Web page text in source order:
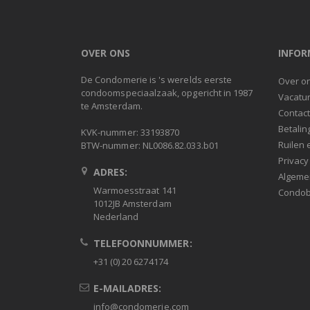
OVER ONS
De Condomerie is 's werelds eerste
condoomspeciaalzaak, opgericht in 1987
te Amsterdam.
KVK-nummer: 33193870
BTW-nummer: NL0086.82.033.b01
ADRES:
Warmoesstraat 141
1012JB Amsterdam
Nederland
TELEFOONNUMMER:
+31 (0) 20 6274174
E-MAILADRES:
info@condomerie.com
Over
Contact
Ruilen